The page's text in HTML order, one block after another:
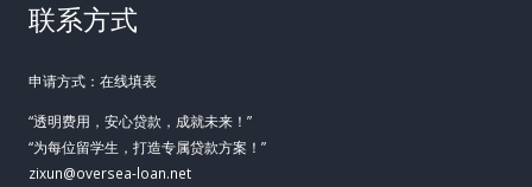
联系方式
申请方式：在线填表
“透明费用，安心贷款，成就未来！”
“为每位留学生，打造专属贷款方案！”
zixun@oversea-loan.net